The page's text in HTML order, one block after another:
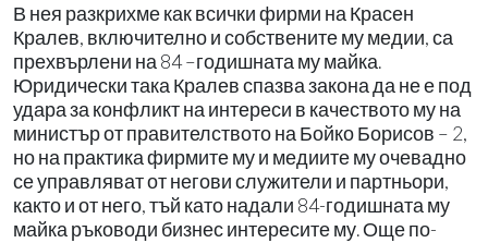
В нея разкрихме как всички фирми на Красен
Кралев, включително и собствените му медии, са
прехвърлени на 84 –годишната му майка.
Юридически така Кралев спазва закона да не е под
удара за конфликт на интереси в качеството му на
министър от правителството на Бойко Борисов – 2,
но на практика фирмите му и медиите му очевадно
се управляват от негови служители и партньори,
както и от него, тъй като надали 84-годишната му
майка ръководи бизнес интересите му. Още по-